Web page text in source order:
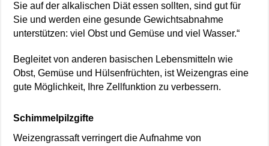
Sie auf der alkalischen Diät essen sollten, sind gut für
Sie und werden eine gesunde Gewichtsabnahme
unterstützen: viel Obst und Gemüse und viel Wasser.“
Begleitet von anderen basischen Lebensmitteln wie
Obst, Gemüse und Hülsenfrüchten, ist Weizengras eine
gute Möglichkeit, Ihre Zellfunktion zu verbessern.
Schimmelpilzgifte
Weizengrassaft verringert die Aufnahme von